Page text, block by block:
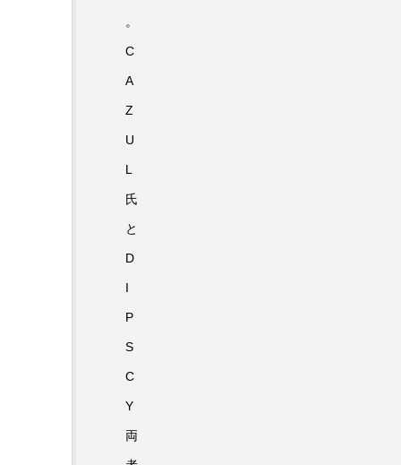
。
C
A
Z
U
L
氏
と
D
I
P
S
C
Y
両